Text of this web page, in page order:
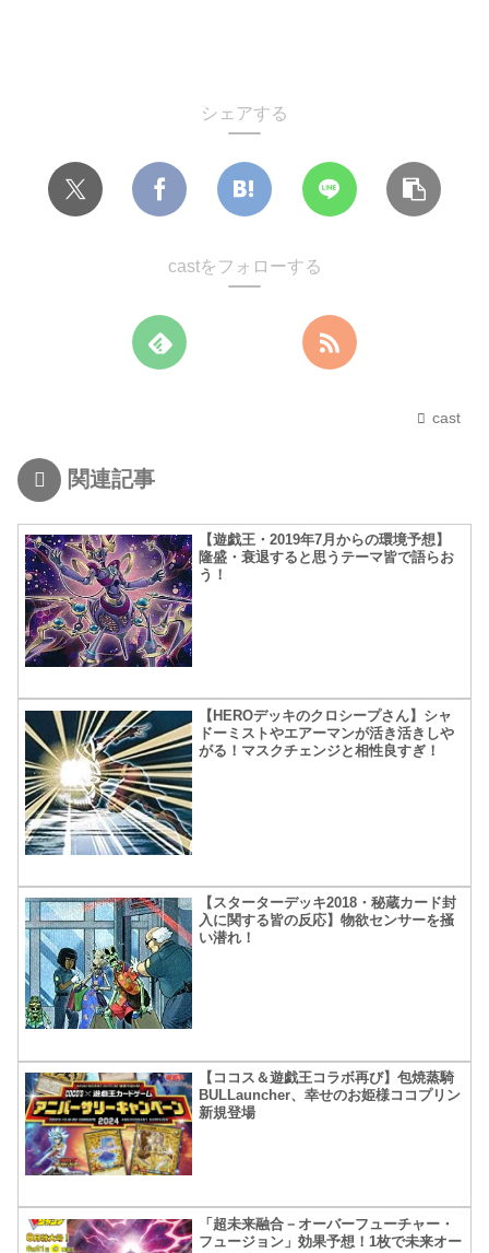
シェアする
castをフォローする
cast
関連記事
【遊戯王・2019年7月からの環境予想】
隆盛・衰退すると思うテーマ皆で語らお
う！
【HEROデッキのクロシープさん】シャ
ドーミストやエアーマンが活き活きしや
がる！マスクチェンジと相性良すぎ！
【スターターデッキ2018・秘蔵カード封
入に関する皆の反応】物欲センサーを掻
い潜れ！
【ココス＆遊戯王コラボ再び】包焼蒸騎
BULLauncher、幸せのお姫様ココプリン
新規登場
「超未来融合－オーバーフューチャー・
フュージョン」効果予想！1枚で未来オー